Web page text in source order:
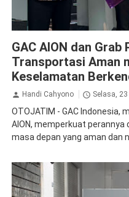
GAC AION dan
Transportasi Aman
Keselamatan
Handi Cahyono Selasa,
OTOJATIM - GAC Indonesia,
AION, memperkuat
masa depan yang aman dan